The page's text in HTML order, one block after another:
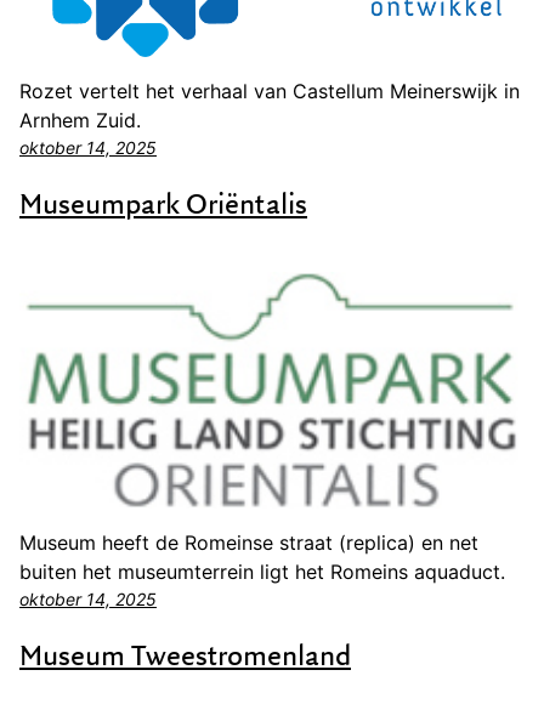
Rozet vertelt het verhaal van Castellum Meinerswijk in
Arnhem Zuid.
oktober 14, 2025
Museumpark Oriëntalis
Museum heeft de Romeinse straat (replica) en net
buiten het museumterrein ligt het Romeins aquaduct.
oktober 14, 2025
Museum Tweestromenland